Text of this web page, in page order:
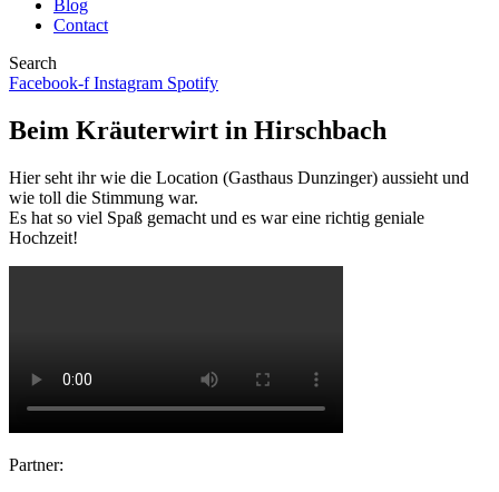
Blog
Contact
Search
Facebook-f Instagram Spotify
Beim Kräuterwirt in Hirschbach
Hier seht ihr wie die Location (Gasthaus Dunzinger) aussieht und
wie toll die Stimmung war.
Es hat so viel Spaß gemacht und es war eine richtig geniale
Hochzeit!
Partner: